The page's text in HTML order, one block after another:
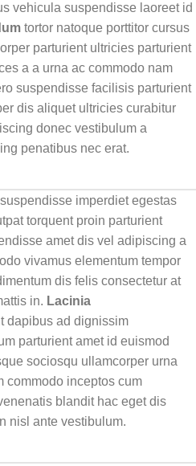
vehicula suspendisse laoreet id
tortor natoque porttitor cursus
parturient ultricies parturient
a a urna ac commodo nam
suspendisse facilisis parturient
dis aliquet ultricies curabitur
donec vestibulum a
penatibus nec erat.
imperdiet egestas
torquent proin parturient
amet dis vel adipiscing a
vivamus elementum tempor
dis felis consectetur at
in. Lacinia
dapibus ad dignissim
parturient amet id euismod
sociosqu ullamcorper urna
commodo inceptos cum
blandit hac eget dis
nisl ante vestibulum.